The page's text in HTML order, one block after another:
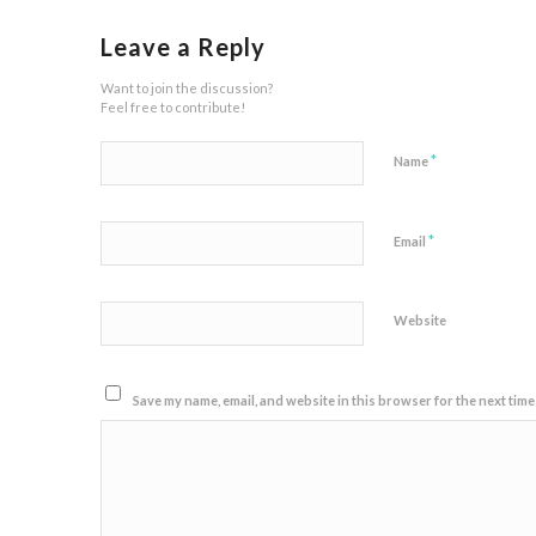
Leave a Reply
Want to join the discussion?
Feel free to contribute!
Name*
Email *
Website
Save my name, email, and website in this browser for the next